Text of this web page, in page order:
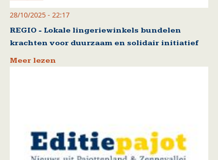
28/10/2025 - 22:17
REGIO - Lokale lingeriewinkels bundelen
krachten voor duurzaam en solidair initiatief
Meer lezen